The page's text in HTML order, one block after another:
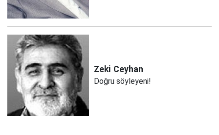
Zeki Ceyhan
Doğru söyleyeni!